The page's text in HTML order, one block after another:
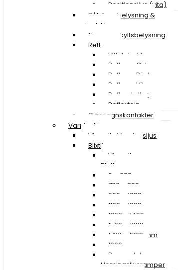
Positionsljus (vita)
Påhängsbelysning &
ploglyktor
Nummerskyltsbelysning
Reflexer
LGF A-traktor
Reflexer Gula
Reflexer Röda
Reflexer Vita
Reflexskyltar
Reflextejp
Släpvagnskontakter
Varningljus
Visa alla Varningsljus
Blixtljusramper
Visa alla
Blixtljusramper
0 – 699 mm
700 – 899 mm
900 – 1099 mm
1100 – 1299 mm
1300 – 1499 mm
1500 – 1699 mm
1700 – 1899 mm
1900 mm »
Reservdelar
Varningsljusramper